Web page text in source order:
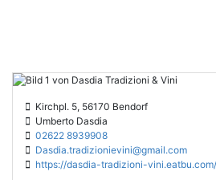
Kirchpl. 5, 56170 Bendorf
Umberto Dasdia
02622 8939908
Dasdia.tradizionievini@gmail.com
https://dasdia-tradizioni-